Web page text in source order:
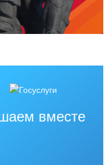
вместе